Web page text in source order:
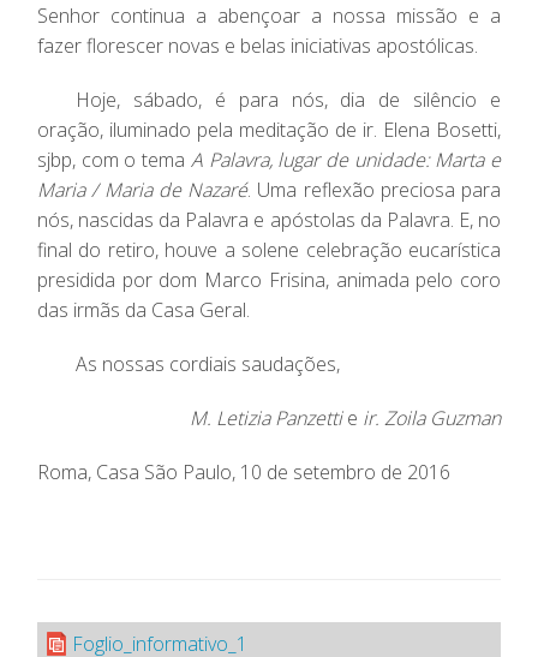
Senhor continua a abençoar a nossa missão e a
fazer florescer novas e belas iniciativas apostólicas.
Hoje, sábado, é para nós, dia de silêncio e
oração, iluminado pela meditação de ir. Elena Bosetti,
sjbp, com o tema A Palavra, lugar de unidade: Marta e
Maria / Maria de Nazaré. Uma reflexão preciosa para
nós, nascidas da Palavra e apóstolas da Palavra. E, no
final do retiro, houve a solene celebração eucarística
presidida por dom Marco Frisina, animada pelo coro
das irmãs da Casa Geral.
As nossas cordiais saudações,
M. Letizia Panzettie ir. Zoila Guzman
Roma, Casa São Paulo, 10 de setembro de 2016
Foglio_informativo_1